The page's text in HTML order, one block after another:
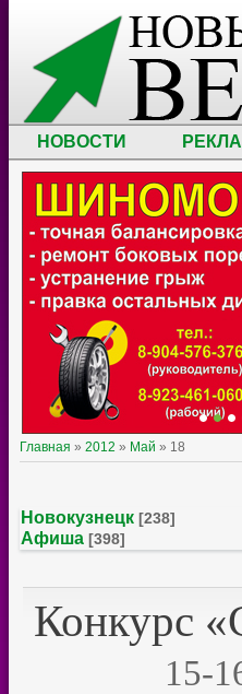
НОВОСТИ
Главная » 2012 » Май » 18
Новокузнецк [238]
Афиша [398]
Конкурс
15-16